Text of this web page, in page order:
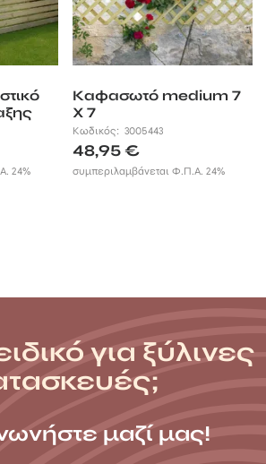
24%
Καφασωτό medium 7
X 7
Κωδικός:3005443
48,95€
συμπεριλαμβάνεται Φ.Π.Α. 24%
για ξύλινες
μαζί μας!